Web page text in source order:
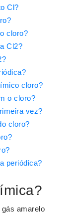
Cl?
cloro?
Cl2?
cloro?
o cloro?
vez?
cloro?
periódica?
amarelo